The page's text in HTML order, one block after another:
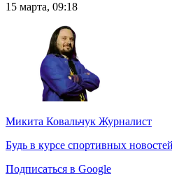
15 марта, 09:18
Микита Ковальчук Журналист
Будь в курсе спортивных
Подписаться в Google